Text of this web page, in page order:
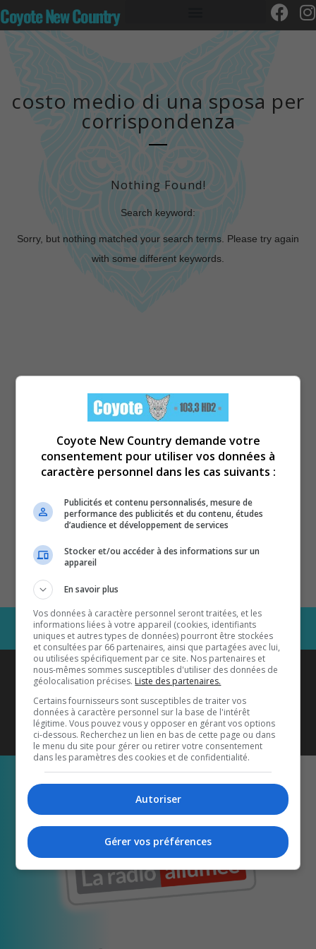
Coyote New Country
costo medio di una sposa per
corrispondenza
Nothing Found!
Search keyword:
Sorry, but nothing matched your search terms. Please try again
with some different keywords.
Coyote New Countryest diffusé
également sur1033 HD2
Écoutez-nous aussi sur…
Coyote New Country demande votre
consentement pour utiliser vos données à
caractère personnel dans les cas suivants :
Publicités et contenu personnalisés, mesure de
performance des publicités et du contenu, études
d’audience et développement de services
Stocker et/ou accéder à des informations sur un
appareil
En savoir plus
Vos données à caractère personnel seront traitées, et les
informations liées à votre appareil (cookies, identifiants
uniques et autres types de données) pourront être stockées
et consultées par 66 partenaires, ainsi que partagées avec lui,
ou utilisées spécifiquement par ce site. Nos partenaires et
nous-mêmes sommes susceptibles d'utiliser des données de
géolocalisation précises. Liste des partenaires.
Certains fournisseurs sont susceptibles de traiter vos
données à caractère personnel sur la base de l'intérêt
légitime. Vous pouvez vous y opposer en gérant vos options
ci-dessous. Recherchez un lien en bas de cette page ou dans
le menu du site pour gérer ou retirer votre consentement
dans les paramètres des cookies et de confidentialité.
Autoriser
Gérer vos préférences